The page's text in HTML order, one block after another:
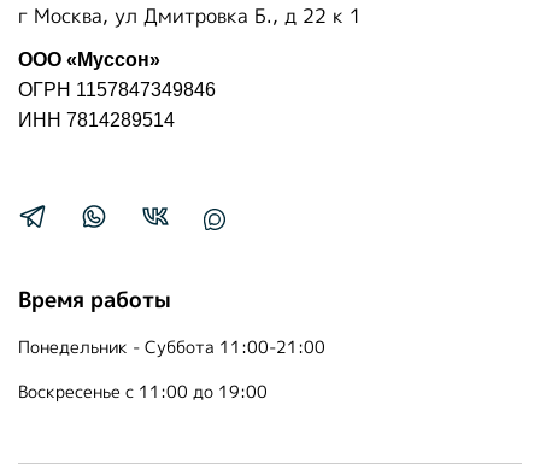
Время работы
Понедельник - Суббота 11:00-21:00
Воскресенье с 11:00 до 19:00
г Москва, ул Дмитровка Б., д 22 к 1
ООО «Муссон»
ОГРН 1157847349846
ИНН 7814289514